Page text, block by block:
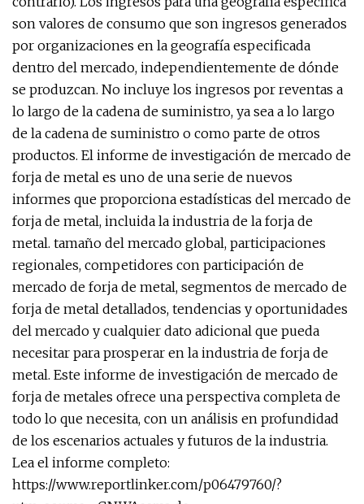
son valores de consumo que son ingresos generados
por organizaciones en la geografía especificada
dentro del mercado, independientemente de dónde
se produzcan. No incluye los ingresos por reventas a
lo largo de la cadena de suministro, ya sea a lo largo
de la cadena de suministro o como parte de otros
productos. El informe de investigación de mercado de
forja de metal es uno de una serie de nuevos
informes que proporciona estadísticas del mercado de
forja de metal, incluida la industria de la forja de
metal. tamaño del mercado global, participaciones
regionales, competidores con participación de
mercado de forja de metal, segmentos de mercado de
forja de metal detallados, tendencias y oportunidades
del mercado y cualquier dato adicional que pueda
necesitar para prosperar en la industria de forja de
metal. Este informe de investigación de mercado de
forja de metales ofrece una perspectiva completa de
todo lo que necesita, con un análisis en profundidad
de los escenarios actuales y futuros de la industria.
Lea el informe completo:
https://www.reportlinker.com/p06479760/?